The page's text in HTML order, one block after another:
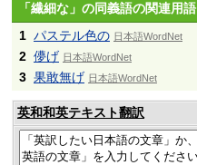
「繊細な」の同義語の関連用語
1 パステル色の 日本語WordNet
2 儚げ 日本語WordNet
3 果敢無げ 日本語WordNet
英和和英テキスト翻訳